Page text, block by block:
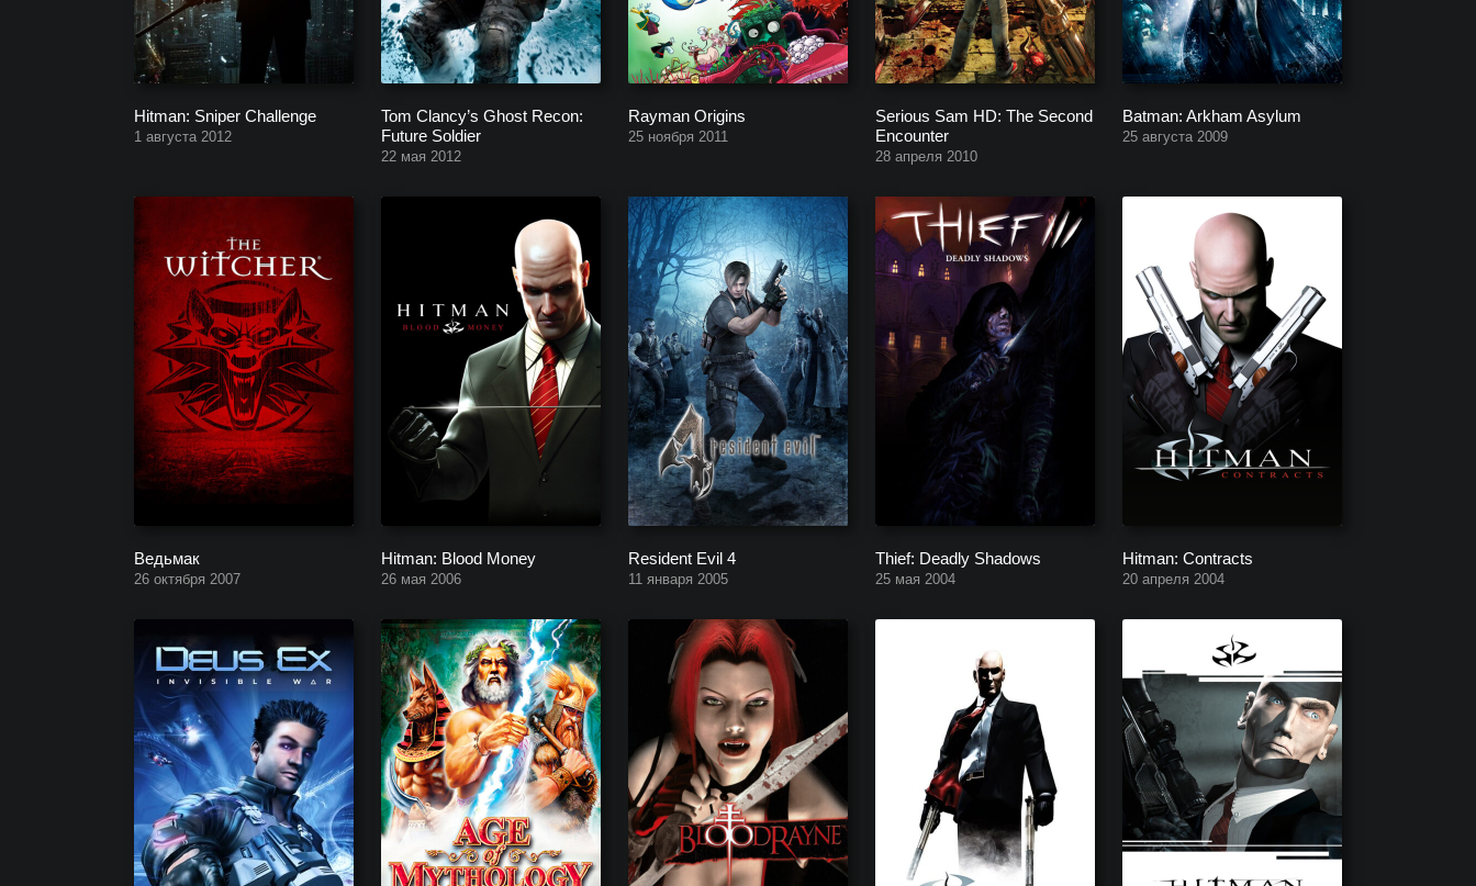
Hitman: Sniper Challenge
1 августа 2012
Tom Clancy’s Ghost Recon:
Future Soldier
22 мая 2012
Rayman Origins
25 ноября 2011
Serious Sam HD: The Second
Encounter
28 апреля 2010
Batman: Arkham Asylum
25 августа 2009
Ведьмак
26 октября 2007
Hitman: Blood Money
26 мая 2006
Resident Evil 4
11 января 2005
Thief: Deadly Shadows
25 мая 2004
Hitman: Contracts
20 апреля 2004